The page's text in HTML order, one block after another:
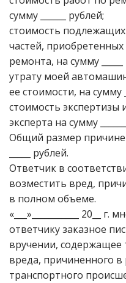
сумму ______ рублей;
стоимость
частей,
ремонта, на сумму _____
утрату моей
ее стоимости, на сумму
стоимость экспертизы
эксперта на сумму
Общий размер
_____ рублей.
Ответчик в
возместить вред,
в полном объеме.
«___»___________ 20__
ответчику заказное
вручении,
вреда, причиненного
транспортного